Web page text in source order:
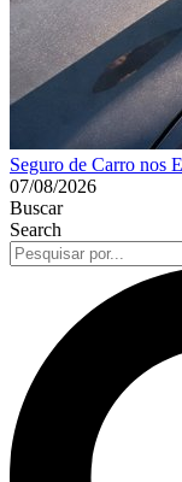
Seguro de Carro nos
07/08/2026
Buscar
Search